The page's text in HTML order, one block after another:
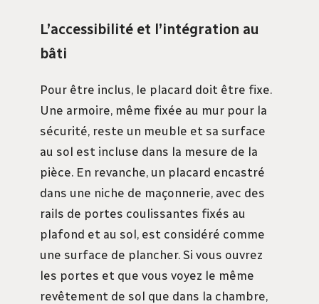
L’accessibilité et l’intégration au
bâti
Pour être inclus, le placard doit être fixe.
Une armoire, même fixée au mur pour la
sécurité, reste un meuble et sa surface
au sol est incluse dans la mesure de la
pièce. En revanche, un placard encastré
dans une niche de maçonnerie, avec des
rails de portes coulissantes fixés au
plafond et au sol, est considéré comme
une surface de plancher. Si vous ouvrez
les portes et que vous voyez le même
revêtement de sol que dans la chambre,